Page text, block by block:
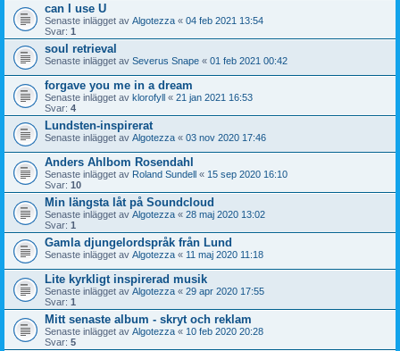
can I use U
Senaste inlägget av Algotezza « 04 feb 2021 13:54
Svar: 1
soul retrieval
Senaste inlägget av Severus Snape « 01 feb 2021 00:42
forgave you me in a dream
Senaste inlägget av klorofyll « 21 jan 2021 16:53
Svar: 4
Lundsten-inspirerat
Senaste inlägget av Algotezza « 03 nov 2020 17:46
Anders Ahlbom Rosendahl
Senaste inlägget av Roland Sundell « 15 sep 2020 16:10
Svar: 10
Min längsta låt på Soundcloud
Senaste inlägget av Algotezza « 28 maj 2020 13:02
Svar: 1
Gamla djungelordspråk från Lund
Senaste inlägget av Algotezza « 11 maj 2020 11:18
Lite kyrkligt inspirerad musik
Senaste inlägget av Algotezza « 29 apr 2020 17:55
Svar: 1
Mitt senaste album - skryt och reklam
Senaste inlägget av Algotezza « 10 feb 2020 20:28
Svar: 5